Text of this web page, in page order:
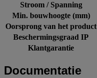
Stroom / Spanning
Min. bouwhoogte (mm)
Oorsprong van het product
Beschermingsgraad IP
Klantgarantie
Documentatie